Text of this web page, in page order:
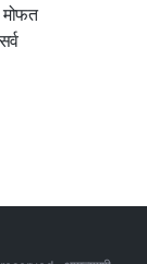
मोफत